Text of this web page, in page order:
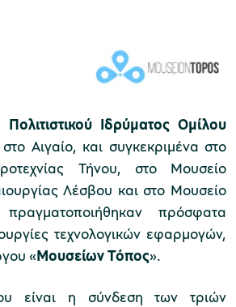
Ελαιουργίας
N. & Σ.
Πολιτιστικού Ιδρύματος Ομίλου
Αιγαίο, και συγκεκριμένα στο
Τήνου, στο Μουσείο
Λέσβου και στο Μουσείο
πρόσφατα
τεχνολογικών εφαρμογών,
«Μουσείων Τόπος».
είναι η σύνδεση των τριών